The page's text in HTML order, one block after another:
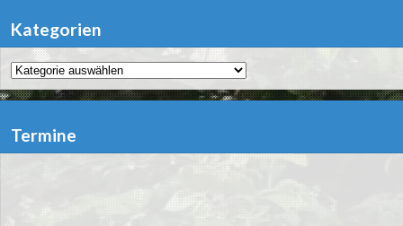
Kategorien
Kategorien
Termine